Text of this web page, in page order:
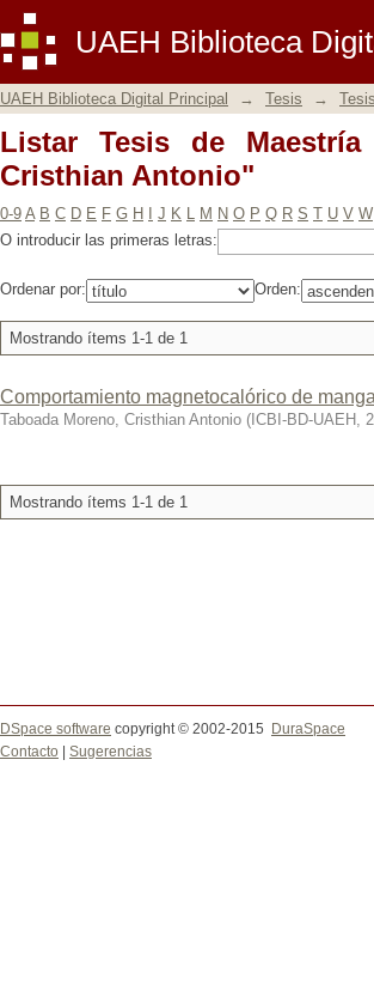
UAEH Biblioteca
Listar Tesis de Maestría
UAEH Biblioteca Digital Principal → Tesis →
Listar Tesis de
Cristhian Antonio"
0-9 A B C D E F G H J K L M N O P Q R S T U V W
O introducir las primeras letras:
Ordenar por: Orden:
Mostrando ítems 1-1 de 1
Comportamiento magnetocalórico de
Taboada Moreno, Cristhian Antonio ( ICBI-BD-UAEH ,
Mostrando ítems 1-1 de 1
DSpace software copyright © 2002-2015
DuraSpace
Contacto
Sugerencias